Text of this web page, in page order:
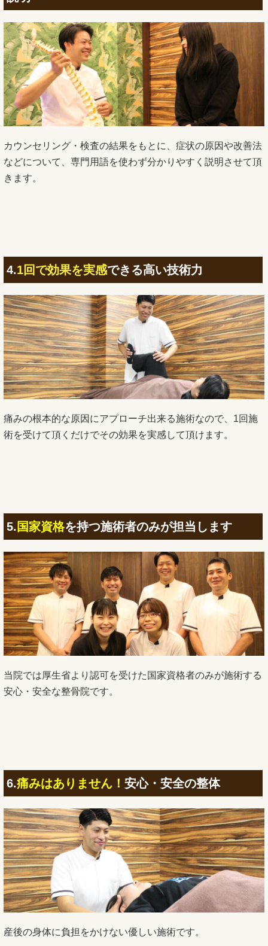
カウンセリング・検査の結果をもとに、症状の原因や改善法
などについて、専門用語を使わず分かりやすく説明させて頂
きます。
4.1回で効果を実感できる高い技術力
痛みの根本的な原因にアプローチ出来る施術なので、1回施
術を受けて頂くだけでその効果を実感して頂けます。
5. 国家資格を持つ施術者のみが担当します
当院では厚生省より認可を受けた国家資格者のみが施術する
安心・安全な整骨院です。
6.痛みはありません！ 安心・安全の整体
産後の身体に負担をかけない優しい施術です。